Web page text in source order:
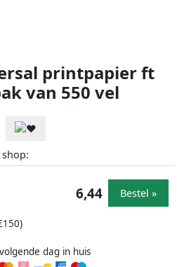
printpapier ft
van 550 vel
shop:
dag in huis
6,44 Bestel »